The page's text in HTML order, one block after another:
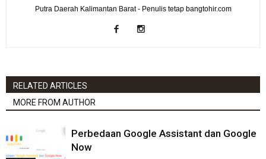
Putra Daerah Kalimantan Barat - Penulis tetap bangtohir.com
RELATED ARTICLES
MORE FROM AUTHOR
Perbedaan Google Assistant dan Google
Now